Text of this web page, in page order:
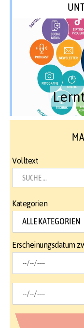
Volltext
Kategorien
Erscheinungsdatum